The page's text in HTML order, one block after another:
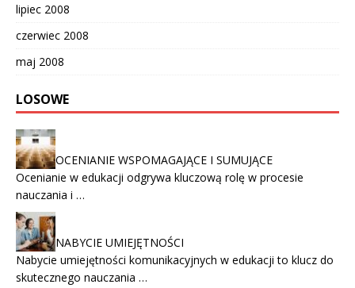
lipiec 2008
czerwiec 2008
maj 2008
LOSOWE
OCENIANIE WSPOMAGAJĄCE I SUMUJĄCE
Ocenianie w edukacji odgrywa kluczową rolę w procesie
nauczania i …
NABYCIE UMIEJĘTNOŚCI
Nabycie umiejętności komunikacyjnych w edukacji to klucz do
skutecznego nauczania …